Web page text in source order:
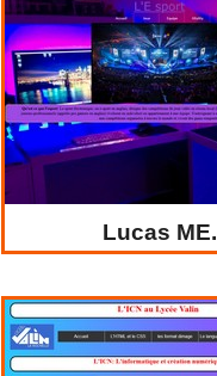
Lucas ME.